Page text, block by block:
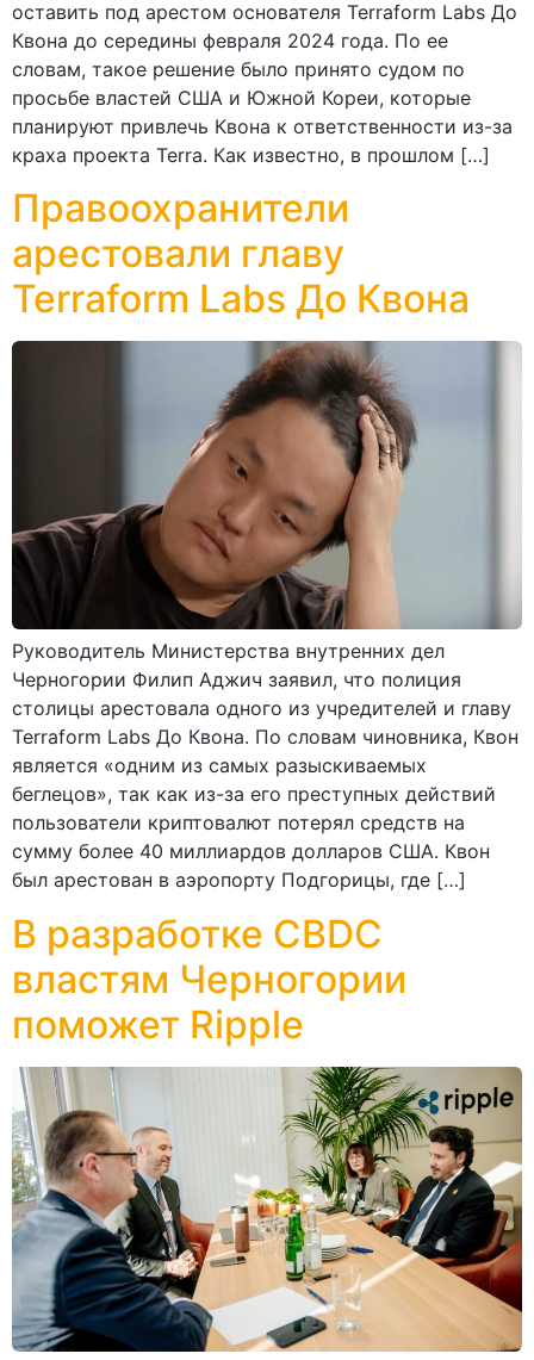
оставить под арестом основателя Terraform Labs До
Квона до середины февраля 2024 года. По ее
словам, такое решение было принято судом по
просьбе властей США и Южной Кореи, которые
планируют привлечь Квона к ответственности из-за
краха проекта Terra. Как известно, в прошлом […]
Правоохранители
арестовали главу
Terraform Labs До Квона
Руководитель Министерства внутренних дел
Черногории Филип Аджич заявил, что полиция
столицы арестовала одного из учредителей и главу
Terraform Labs До Квона. По словам чиновника, Квон
является «одним из самых разыскиваемых
беглецов», так как из-за его преступных действий
пользователи криптовалют потерял средств на
сумму более 40 миллиардов долларов США. Квон
был арестован в аэропорту Подгорицы, где […]
В разработке CBDC
властям Черногории
поможет Ripple